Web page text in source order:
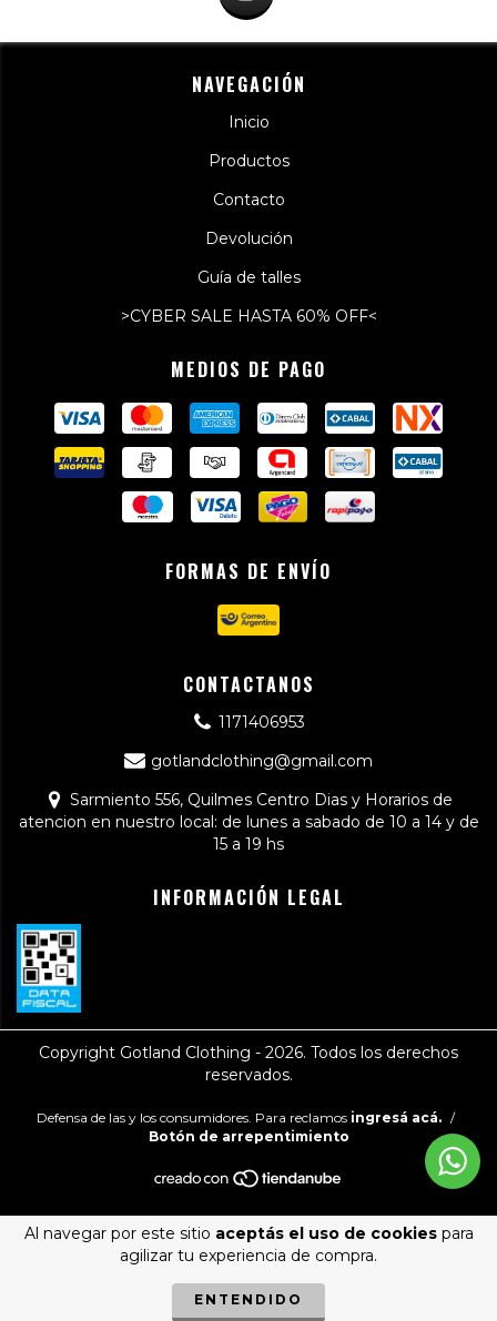
Al navegar por este sitio aceptás el uso de cookiespara
agilizar tu experiencia de compra.
ENTENDIDO
NAVEGACIÓN
Inicio
Productos
Contacto
Devolución
Guía de talles
>CYBER SALE HASTA 60% OFF<
MEDIOS DE PAGO
FORMAS DE ENVÍO
CONTACTANOS
1171406953
gotlandclothing@gmail.com
Sarmiento 556, Quilmes Centro Dias y Horarios de
atencion en nuestro local: de lunes a sabado de 10 a 14 y de
15 a 19 hs
INFORMACIÓN LEGAL
Copyright Gotland Clothing - 2026. Todos los derechos
reservados.
Defensa de las y los consumidores. Para reclamos ingresá acá. /
Botón de arrepentimiento